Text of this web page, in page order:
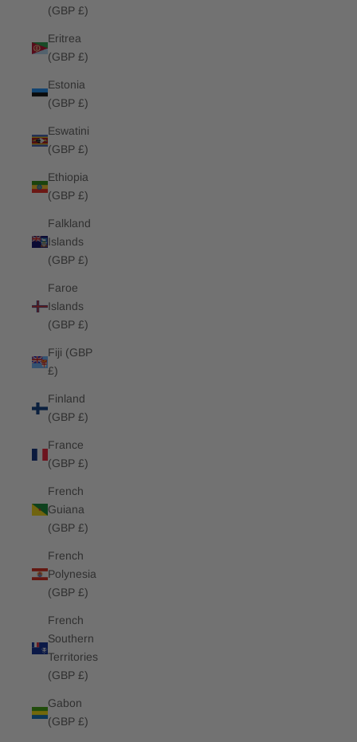
(GBP £)
Eritrea
(GBP £)
Estonia
(GBP £)
Eswatini
(GBP £)
Ethiopia
(GBP £)
Falkland
Islands
(GBP £)
Faroe
Islands
(GBP £)
Fiji (GBP
£)
Finland
(GBP £)
France
(GBP £)
French
Guiana
(GBP £)
French
Polynesia
(GBP £)
French
Southern
Territories
(GBP £)
Gabon
(GBP £)